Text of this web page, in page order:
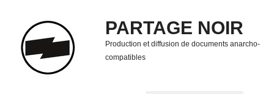
PARTAGE NOIR
Production et diffusion de documents anarcho-
compatibles